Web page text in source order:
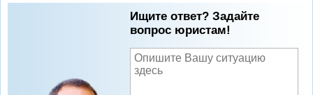
Ищите ответ? Задайте
вопрос юристам!